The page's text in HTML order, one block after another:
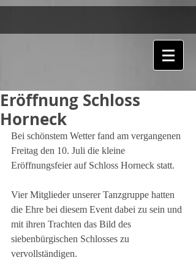
Eröffnung Schloss
Horneck
Bei schönstem Wetter fand am vergangenen
Freitag den 10. Juli die kleine
Eröffnungsfeier auf Schloss Horneck statt.
Vier Mitglieder unserer Tanzgruppe hatten
die Ehre bei diesem Event dabei zu sein und
mit ihren Trachten das Bild des
siebenbürgischen Schlosses zu
vervollständigen.